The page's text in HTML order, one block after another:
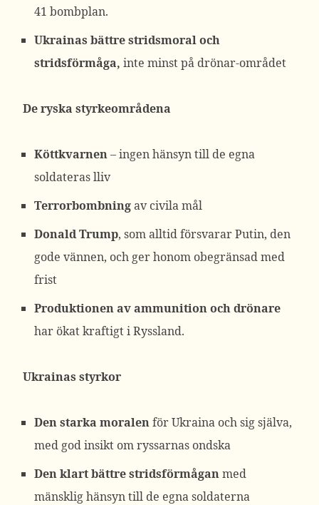
41 bombplan.
Ukrainas bättre stridsmoral och
stridsförmåga, inte minst på drönar-området
De ryska styrkeområdena
Köttkvarnen– ingen hänsyn till de egna
soldateras lliv
Terrorbombningav civila mål
Donald Trump, som alltid försvarar Putin, den
gode vännen, och ger honom obegränsad med
frist
Produktionen av ammunition och drönare
har ökat kraftigt i Ryssland.
Ukrainas styrkor
Den starka moralenför Ukraina och sig själva,
med god insikt om ryssarnas ondska
Den klart bättre stridsförmåganmed
mänsklig hänsyn till de egna soldaterna